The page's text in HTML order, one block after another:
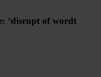
‘disrupt of wordt